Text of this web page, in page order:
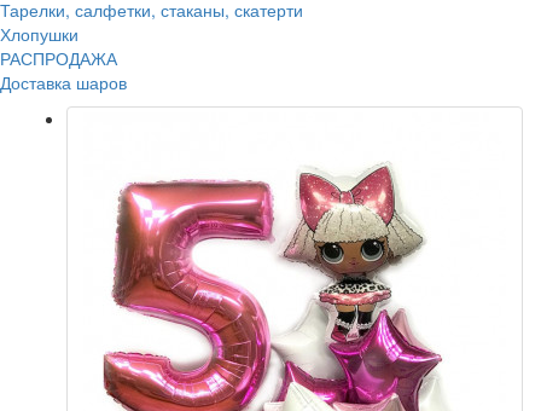
Тарелки, салфетки, стаканы, скатерти
Хлопушки
РАСПРОДАЖА
Доставка шаров